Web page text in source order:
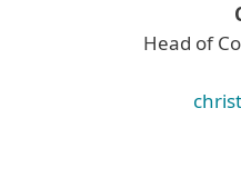
Head of